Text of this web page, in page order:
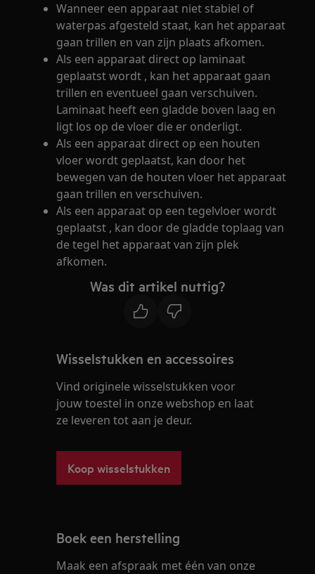
Wanneer een apparaat niet stabiel of
waterpas afgesteld staat, kan het apparaat
gaan trillen en van zijn plaats afkomen.
Als een apparaat direct op laminaat
geplaatst wordt , kan het apparaat gaan
trillen en eventueel gaan verschuiven.
Laminaat heeft een gladde boven laag en
ligt los op de vloer die er onderligt.
Als een apparaat direct op een houten
vloer wordt geplaatst, kan door het
bewegen van de houten vloer het apparaat
gaan trillen en verschuiven.
Als een apparaat op een tegelvloer wordt
geplaatst , kan door de gladde toplaag van
de tegel het apparaat van zijn plek
afkomen.
Was dit artikel nuttig?
Wisselstukken en accessoires
Vind originele wisselstukken voor
jouw toestel in onze webshop en laat
ze leveren tot aan je deur.
Koop wisselstukken
Boek een herstelling
Maak een afspraak met één van onze